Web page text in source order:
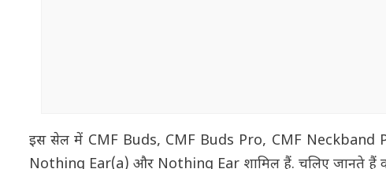
इस सेल में CMF Buds, CMF Buds Pro, CMF Neckband
Nothing Ear(a) और Nothing Ear शामिल हैं. चलिए जानते हैं